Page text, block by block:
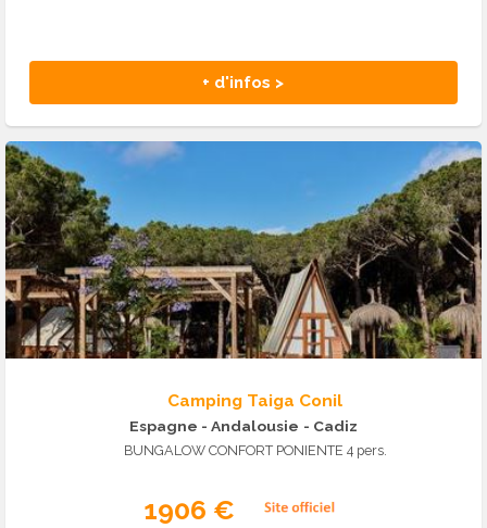
+ d'infos >
Camping Taiga Conil
Espagne - Andalousie - Cadiz
BUNGALOW CONFORT PONIENTE 4 pers.
1906 €